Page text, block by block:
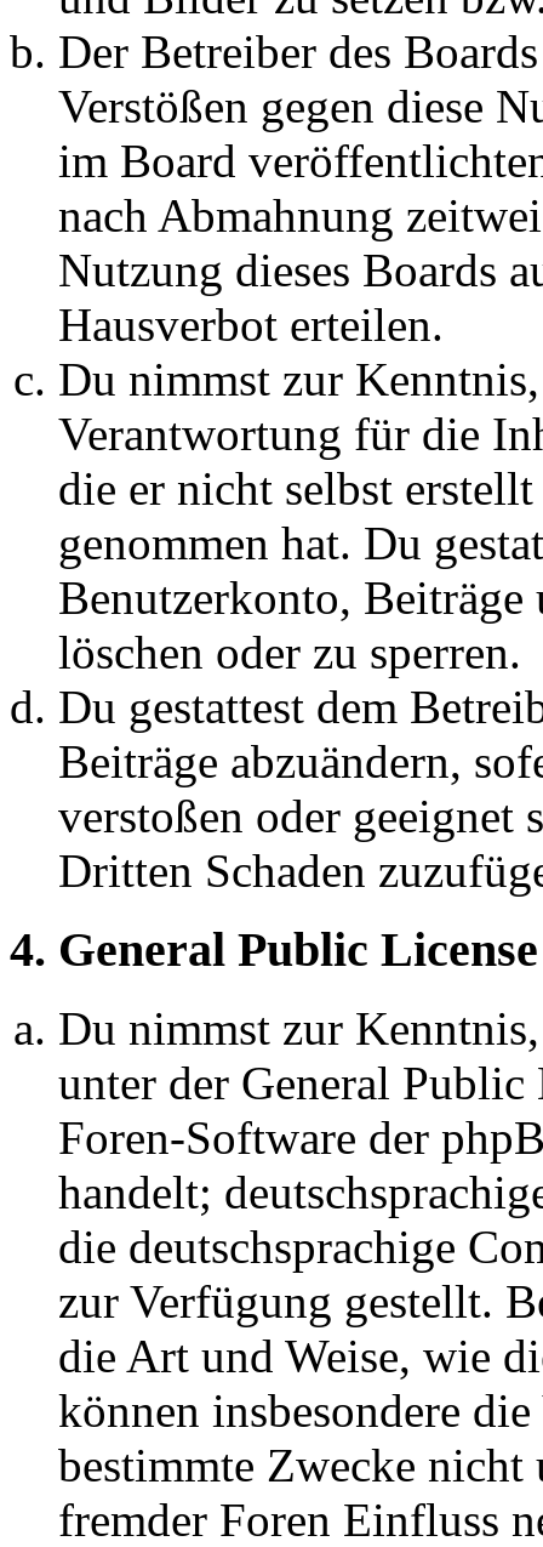
Der Betreiber des
Verstößen gegen diese
im Board
nach Abmahnung
Nutzung dieses Boards
Hausverbot erteilen.
Du nimmst zur
Verantwortung für die
die er nicht selbst
genommen hat. Du
Benutzerkonto,
löschen oder zu sperren.
Du gestattest dem
Beiträge abzuändern,
verstoßen oder geeignet
Dritten Schaden
4. General Public License
Du nimmst zur
unter der General
Foren-Software der
handelt;
die deutschsprachige
zur Verfügung gestellt.
die Art und Weise, wie
können insbesondere
bestimmte Zwecke nicht
fremder Foren Einfluss